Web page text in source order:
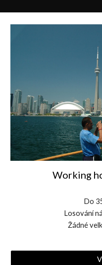
Working
Do
Losování
Žádné